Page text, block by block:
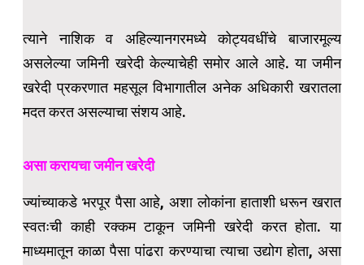
त्याने नाशिक व अहिल्यानगरमध्ये कोट्यवधींचे बाजारमूल्य
असलेल्या जमिनी खरेदी केल्याचेही समोर आले आहे. या जमीन
खरेदी प्रकरणात महसूल विभागातील अनेक अधिकारी खरातला
मदत करत असल्याचा संशय आहे.
असा करायचा जमीन खरेदी
ज्यांच्याकडे भरपूर पैसा आहे, अशा लोकांना हाताशी धरून खरात
स्वतःची काही रक्कम टाकून जमिनी खरेदी करत होता. या
माध्यमातून काळा पैसा पांढरा करण्याचा त्याचा उद्योग होता, असा